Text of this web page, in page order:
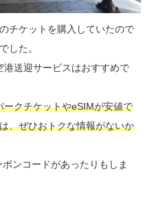
チケットを購入していたので
した。
送迎サービスはおすすめで
クチケットやeSIMが安値で
、ぜひおトクな情報がないか
ンコードがあったりもしま